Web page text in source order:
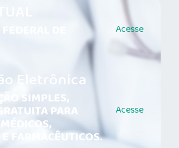
DE Acesse
Eletrônica
SIMPLES,
PARA
FARMACÊUTICOS.
Acesse